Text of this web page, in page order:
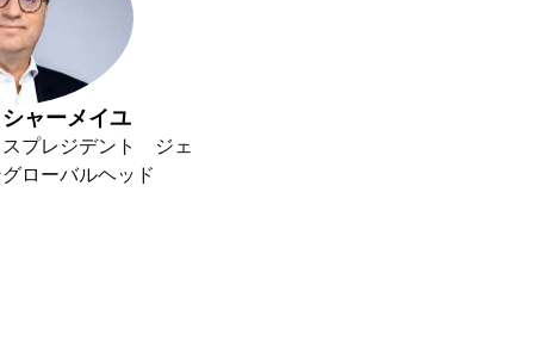
ャーメイユ
スプレジデント ジェ
ローバルヘッド